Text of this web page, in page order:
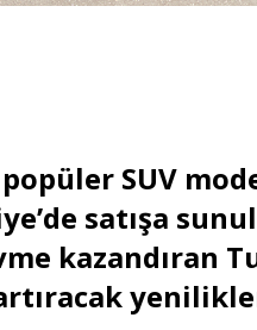
SUV
satışa
kazandıran